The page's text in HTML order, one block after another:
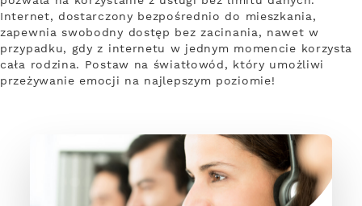
Internet, dostarczony bezpośrednio do mieszkania,
zapewnia swobodny dostęp bez zacinania, nawet w
przypadku, gdy z internetu w jednym momencie korzysta
cała rodzina. Postaw na światłowód, który umożliwi
przeżywanie emocji na najlepszym poziomie!